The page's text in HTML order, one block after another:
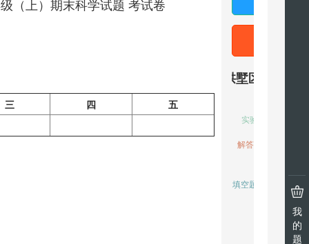
我
的
题